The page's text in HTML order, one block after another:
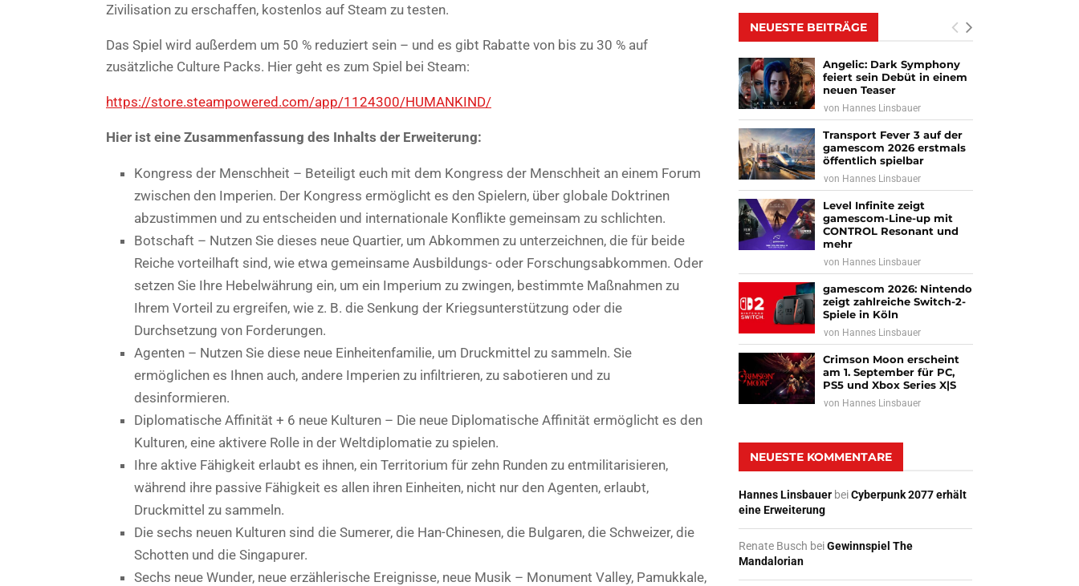
Zivilisation zu erschaffen, kostenlos auf Steam zu testen.
Das Spiel wird außerdem um 50 % reduziert sein – und es gibt Rabatte von bis zu 30 % auf
zusätzliche Culture Packs. Hier geht es zum Spiel bei Steam:
https://store.steampowered.com/app/1124300/HUMANKIND/
Hier ist eine Zusammenfassung des Inhalts der Erweiterung:
Kongress der Menschheit – Beteiligt euch mit dem Kongress der Menschheit an einem Forum
zwischen den Imperien. Der Kongress ermöglicht es den Spielern, über globale Doktrinen
abzustimmen und zu entscheiden und internationale Konflikte gemeinsam zu schlichten.
Botschaft – Nutzen Sie dieses neue Quartier, um Abkommen zu unterzeichnen, die für beide
Reiche vorteilhaft sind, wie etwa gemeinsame Ausbildungs- oder Forschungsabkommen. Oder
setzen Sie Ihre Hebelwährung ein, um ein Imperium zu zwingen, bestimmte Maßnahmen zu
Ihrem Vorteil zu ergreifen, wie z. B. die Senkung der Kriegsunterstützung oder die
Durchsetzung von Forderungen.
Agenten – Nutzen Sie diese neue Einheitenfamilie, um Druckmittel zu sammeln. Sie
ermöglichen es Ihnen auch, andere Imperien zu infiltrieren, zu sabotieren und zu
desinformieren.
Diplomatische Affinität + 6 neue Kulturen – Die neue Diplomatische Affinität ermöglicht es den
Kulturen, eine aktivere Rolle in der Weltdiplomatie zu spielen.
Ihre aktive Fähigkeit erlaubt es ihnen, ein Territorium für zehn Runden zu entmilitarisieren,
während ihre passive Fähigkeit es allen ihren Einheiten, nicht nur den Agenten, erlaubt,
Druckmittel zu sammeln.
Die sechs neuen Kulturen sind die Sumerer, die Han-Chinesen, die Bulgaren, die Schweizer, die
Schotten und die Singapurer.
Sechs neue Wunder, neue erzählerische Ereignisse, neue Musik – Monument Valley, Pamukkale,
NEUESTE BEITRÄGE
Angelic: Dark Symphony
feiert sein Debüt in einem
neuen Teaser
von Hannes Linsbauer
Transport Fever 3 auf der
gamescom 2026 erstmals
öffentlich spielbar
von Hannes Linsbauer
Level Infinite zeigt
gamescom-Line-up mit
CONTROL Resonant und
mehr
von Hannes Linsbauer
gamescom 2026: Nintendo
zeigt zahlreiche Switch-2-
Spiele in Köln
von Hannes Linsbauer
Crimson Moon erscheint
am 1. September für PC,
PS5 und Xbox Series X|S
von Hannes Linsbauer
NEUESTE KOMMENTARE
Hannes Linsbauer beiCyberpunk 2077 erhält
eine Erweiterung
Renate Busch beiGewinnspiel The
Mandalorian